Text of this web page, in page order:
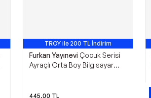
TROY ile 200 TL İndirim
Furkan Yayınevi Çocuk Serisi
Ayraçlı Orta Boy Bilgisayar
Yayınevi
445,00 TL